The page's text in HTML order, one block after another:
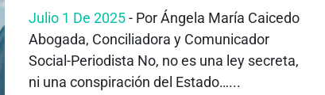
Julio 1 De 2025- Por Ángela María Caicedo
Abogada, Conciliadora y Comunicador
Social-Periodista No, no es una ley secreta,
ni una conspiración del Estado…...